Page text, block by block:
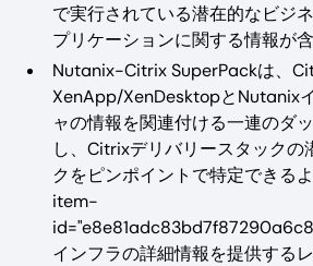
で実行されている潜在的なビジ
プリケーションに関する情報が含
Nutanix-Citrix SuperPackは、
XenApp/XenDesktopとNutanix
ャの情報を関連付ける一連のダ
し、Citrixデリバリースタックの
クをピンポイントで特定できる
item-
インフラの詳細情報を提供する